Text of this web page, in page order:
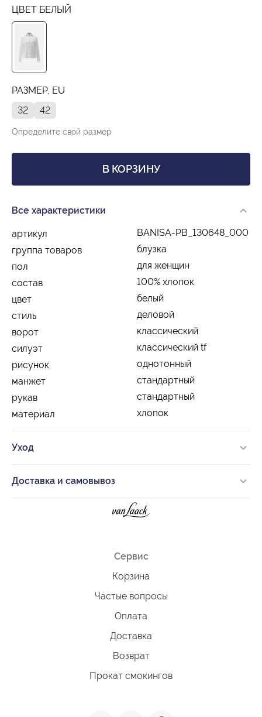
ЦВЕТ БЕЛЫЙ
РАЗМЕР, EU
32
42
Определите свой размер
В КОРЗИНУ
Все характеристики
артикул
BANISA-PB_130648_000
группа товаров
блузка
пол
для женщин
состав
100% хлопок
цвет
белый
стиль
деловой
ворот
классический
силуэт
классический tf
рисунок
однотонный
манжет
стандартный
рукав
стандартный
материал
хлопок
Уход
Доставка и самовывоз
Сервис
Корзина
Частые вопросы
Оплата
Доставка
Возврат
Прокат смокингов